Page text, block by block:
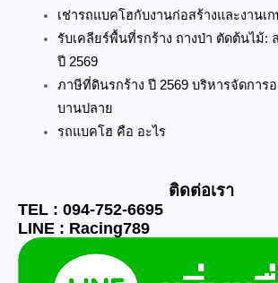
เช่ารถแบคโฮกับงานก่อสร้างและงานเ
รับเคลียร์พื้นที่รกร้าง ถางป่า ตัดต้นไม้
ปี 2569
ภาษีที่ดินรกร้าง ปี 2569 บริหารจัดการ
บานปลาย
รถแบคโฮ คือ อะไร
ติดต่อเรา
TEL : 094-752-6695
LINE : Racing789